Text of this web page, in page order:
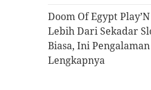
Doom Of Egypt Play’N
Lebih Dari Sekadar
Biasa, Ini Pengalaman
Lengkapnya